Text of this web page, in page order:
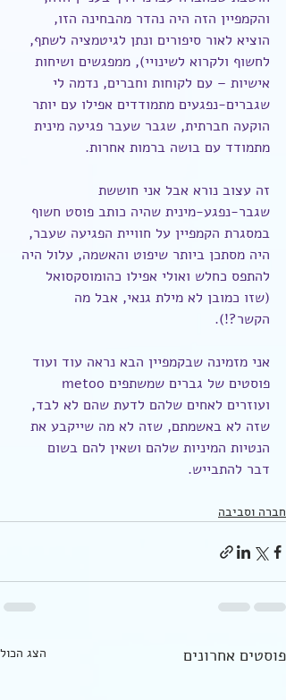
והקמפיין הזה היה נהדר מהבחינה הזו,
הוציא לאור סיפורים ונתן לגיטמציה לשתף,
לחשוף ולקרוא לשינויי), ממפגשים ושיחות
אישיות – עם לקוחות וחברים, נדמה לי
שגברים-נפגעים מתמודדים אפילו עם יותר
הוקעה חברתית, שגבר שעבר פגיעה מינית
מתמודד עם בושה ברמות אחרות.
זה עצוב נורא אבל אני חוששת
שגבר-נפגע-מינית שהיה כותב פוסט חשוף
במסגרת הקמפיין על חוויית הפגיעה שעבר,
היה מסתכן ביותר שיפוט והאשמה, עלול היה
להתפס כחלש ואולי אפילו כהומוסקסואל
(שזו כמובן לא מילת גנאי, אבל מה
הקשר?!).
אני מזמינה שבקמפיין הבא נראה עוד ועוד
ועוזרים לאחים שלהם לדעת שהם לא לבד,
שזה לא באשמתם, שזה לא מה שייקבע את
הנטיות המיניות שלהם ושאין להם בשום
דבר להתבייש.
חברה וסביבה
פוסטים אחרונים הצג הכול